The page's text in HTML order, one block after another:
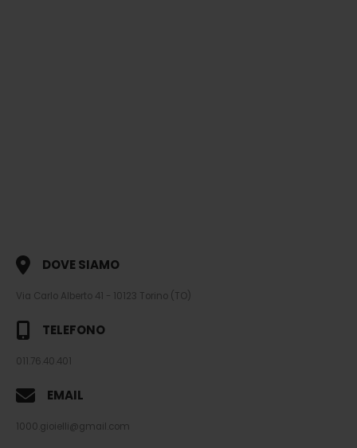
DOVE SIAMO
Via Carlo Alberto 41 - 10123 Torino (TO)
TELEFONO
011.76.40.401
EMAIL
1000.gioielli@gmail.com